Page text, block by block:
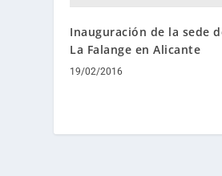
Inauguración de la sede
La Falange en Alicante
19/02/2016